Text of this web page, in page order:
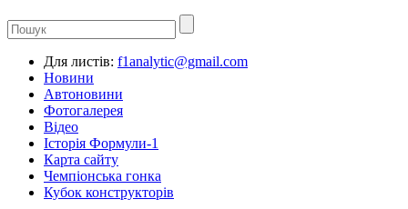
Для листів: f1analytic@gmail.com
Новини
Автоновини
Фотогалерея
Відео
Історія Формули-1
Карта сайту
Чемпіонська гонка
Кубок конструкторів